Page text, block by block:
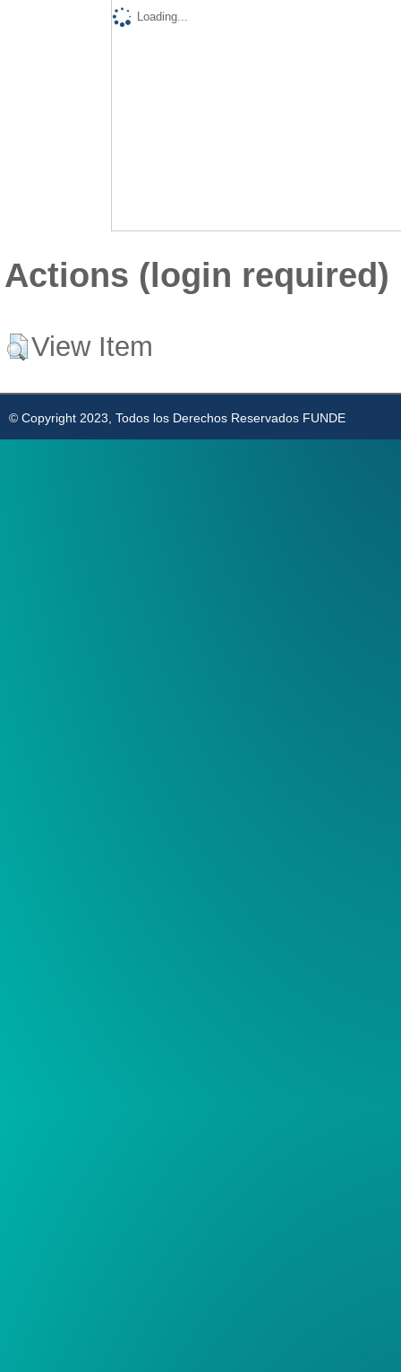
Loading...
Actions (login required)
View Item
© Copyright 2023, Todos los Derechos Reservados FUNDE